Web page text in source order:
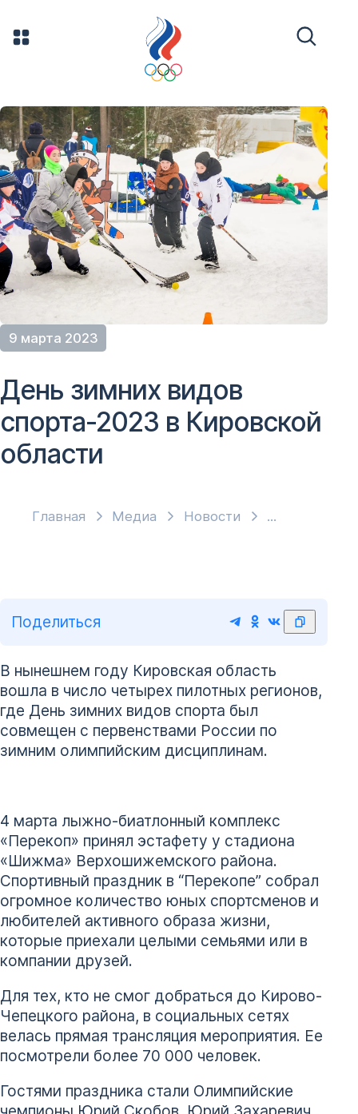
9 марта 2023
Главная Медиа Новости
День зимних видов
спорта-2023 в Кировской
области
Поделиться
В нынешнем году Кировская область
вошла в число четырех пилотных регионов,
где День зимних видов спорта был
совмещен с первенствами России по
зимним олимпийским дисциплинам.
4 марта лыжно-биатлонный комплекс
«Перекоп» принял эстафету у стадиона
«Шижма» Верхошижемского района.
Спортивный праздник в “Перекопе” собрал
огромное количество юных спортсменов и
любителей активного образа жизни,
которые приехали целыми семьями или в
компании друзей.
Для тех, кто не смог добраться до Кирово-
Чепецкого района, в социальных сетях
велась прямая трансляция мероприятия. Ее
посмотрели более 70 000 человек.
Гостями праздника стали Олимпийские